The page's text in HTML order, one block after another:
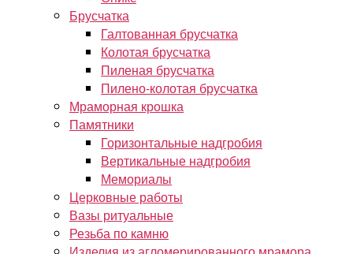
Брусчатка
Галтованная брусчатка
Колотая брусчатка
Пиленая брусчатка
Пилено-колотая брусчатка
Мраморная крошка
Памятники
Горизонтальные надгробия
Вертикальные надгробия
Мемориалы
Церковные работы
Вазы ритуальные
Резьба по камню